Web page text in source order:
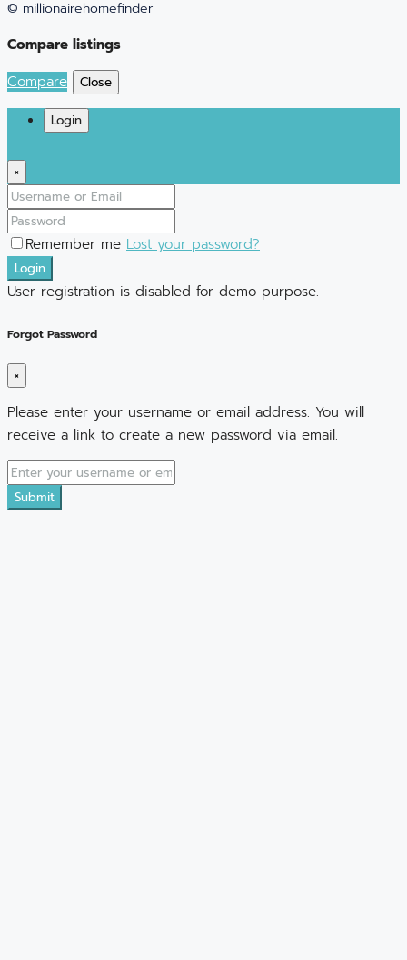
© millionairehomefinder
Compare listings
Compare
Close
Login
×
Remember me Lost your password?
Login
User registration is disabled for demo purpose.
Forgot Password
×
Please enter your username or email address. You will
receive a link to create a new password via email.
Submit